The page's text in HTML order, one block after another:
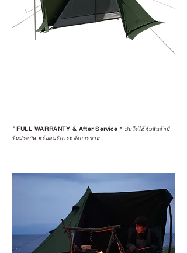
*FULL WARRANTY & After Service * มั่นใจได้กับสินค้ามี
รับประกัน พร้อมบริการหลังการขาย